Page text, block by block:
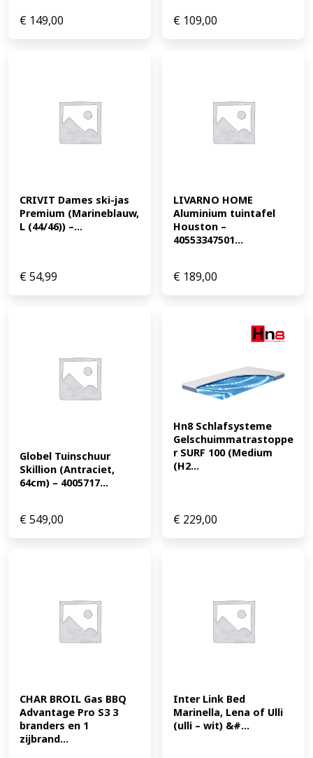
€ 149,00 € 109,00
CRIVIT Dames ski-jas
Premium (Marineblauw,
L (44/46)) –...
€54,99
LIVARNO HOME
Aluminium tuintafel
Houston –
40553347501...
€ 189,00
Globel Tuinschuur
Skillion (Antraciet,
64cm) – 4005717...
€549,00
Hn8 Schlafsysteme
Gelschuimmatrastoppe
r SURF 100 (Medium
(H2...
€ 229,00
CHAR BROIL Gas BBQ
Advantage Pro S3 3
branders en 1
zijbrand...
Inter Link Bed
Marinella, Lena of Ulli
(ulli – wit) &#...